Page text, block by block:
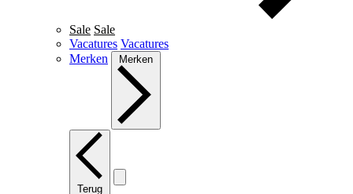
Sale Sale
Vacatures Vacatures
Merken
Merken
Terug